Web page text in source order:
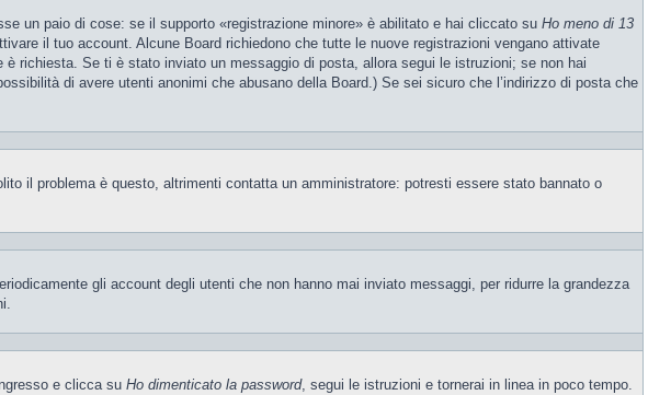
un paio di cose: se il supporto «registrazione minore» è abilitato e hai cliccato su Ho meno di 13
il tuo account. Alcune Board richiedono che tutte le nuove registrazioni vengano attivate
richiesta. Se ti è stato inviato un messaggio di posta, allora segui le istruzioni; se non hai
di avere utenti anonimi che abusano della Board.) Se sei sicuro che l’indirizzo di posta che
il problema è questo, altrimenti contatta un amministratore: potresti essere stato bannato o
gli account degli utenti che non hanno mai inviato messaggi, per ridurre la grandezza
e clicca su Ho dimenticato la password, segui le istruzioni e tornerai in linea in poco tempo.